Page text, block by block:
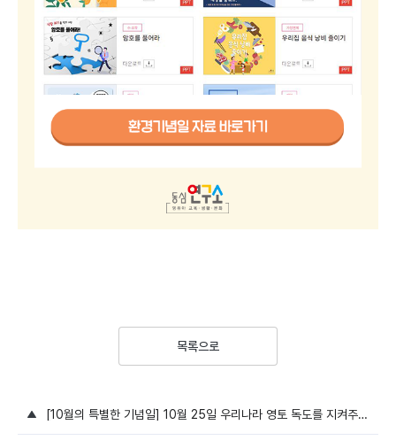
목록으로
[10월의 특별한 기념일] 10월 25일 우리나라 영토 독도를 지켜주세요!